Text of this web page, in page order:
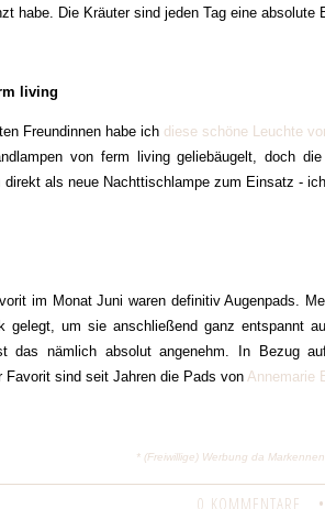
habe. Die Kräuter sind jeden Tag eine
living
Freundinnen habe ich diese schöne Leuchte
von ferm living geliebäugelt, doch
direkt als neue Nachttischlampe zum Einsatz -
im Monat Juni waren definitiv Augenpads.
gelegt, um sie anschließend ganz entspannt
das nämlich absolut angenehm. In Bezug
Favorit sind seit Jahren die Pads von Annemarie
* (Freiwillige) Werbung da
0 KOMMENTARE •